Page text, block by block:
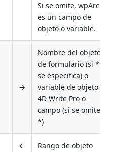
Si se omite, wpArea
es un campo de
objeto o variable.
→
Nombre del objeto
de formulario (si *
se especifica) o
variable de objeto
4D Write Pro o
campo (si se omite
*)
← Rango de objeto